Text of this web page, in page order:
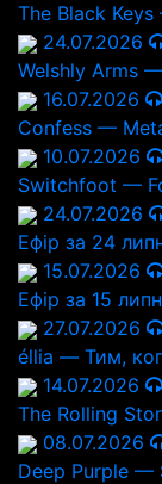
The Black
24.07.2026
Welshly Arms
16.07.2026
Confess —
10.07.2026
Switchfoot —
24.07.2026
Ефір за 24
15.07.2026
Ефір за 15
27.07.2026
éllia — Тим,
14.07.2026
The Rolling
08.07.2026
Deep Purple —